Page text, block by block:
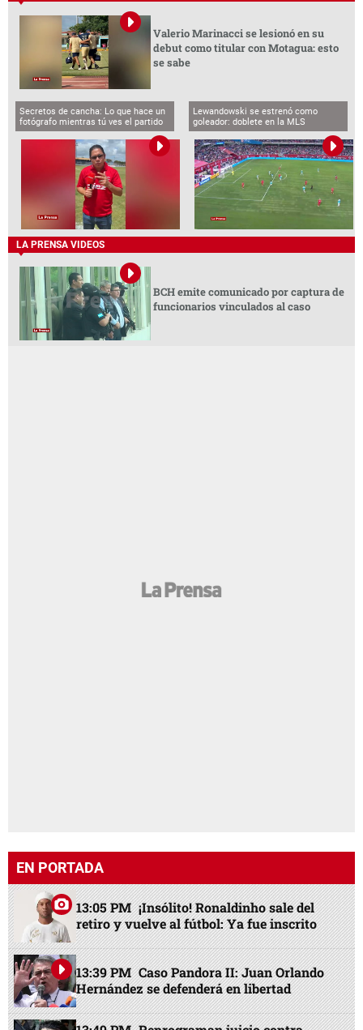
Valerio Marinacci se lesionó en su
debut como titular con Motagua: esto
se sabe
Secretos de cancha: Lo que hace un
fotógrafo mientras tú ves el partido
Lewandowski se estrenó como
goleador: doblete en la MLS
LA PRENSA VIDEOS
BCH emite comunicado por captura de
funcionarios vinculados al caso
EN PORTADA
13:05 PM ¡Insólito! Ronaldinho sale del
retiro y vuelve al fútbol: Ya fue inscrito
13:39 PM Caso Pandora II: Juan Orlando
Hernández se defenderá en libertad